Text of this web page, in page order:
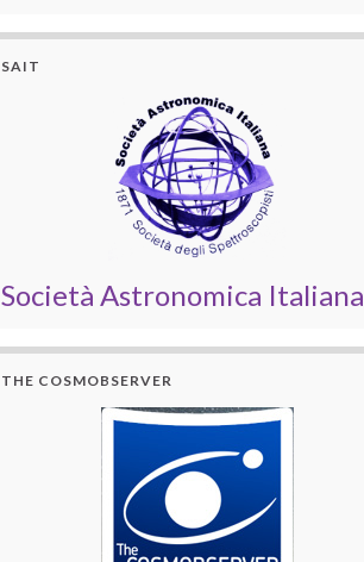
SAIT
Società Astronomica Italiana
THE COSMOBSERVER